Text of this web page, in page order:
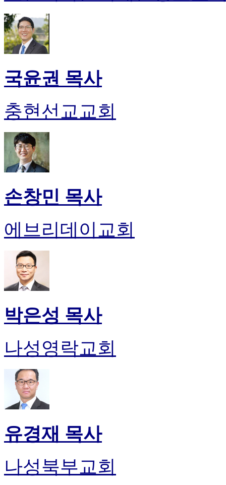
국윤권 목사
충현선교교회
손창민 목사
에브리데이교회
박은성 목사
나성영락교회
유경재 목사
나성북부교회